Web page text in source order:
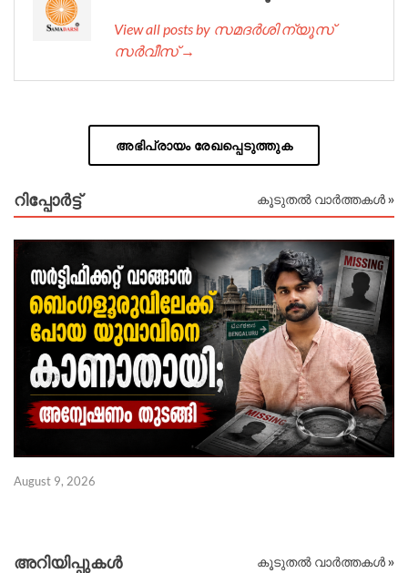
View all posts by സമദർശി ന്യൂസ്
സർവീസ് →
അഭിപ്രായം രേഖപ്പെടുത്തുക
റിപ്പോര്‍ട്ട് കൂടുതൽ വാർത്തകൾ »
August 9, 2026
അറിയിപ്പുകള്‍ കൂടുതൽ വാർത്തകൾ »